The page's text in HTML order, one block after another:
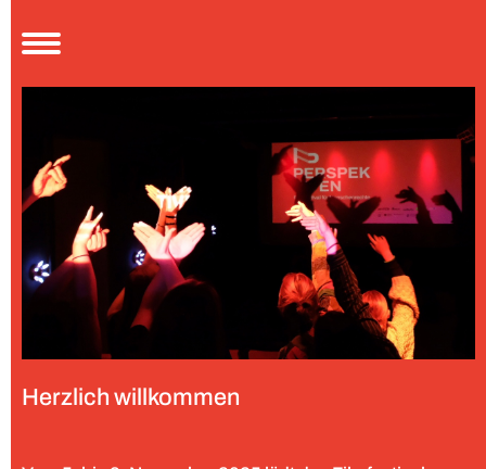
Aktuelles
Rückblick 2024
Rückblick 2023
Kooperationspartner
Programm
Service
Jugendfilmjury
Förderungen
Presse
Herzlich willkommen